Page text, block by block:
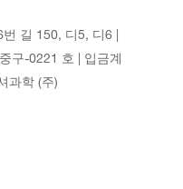
길 150, 디5, 디6 |
구-0221 호 | 입금계
과학 (주)